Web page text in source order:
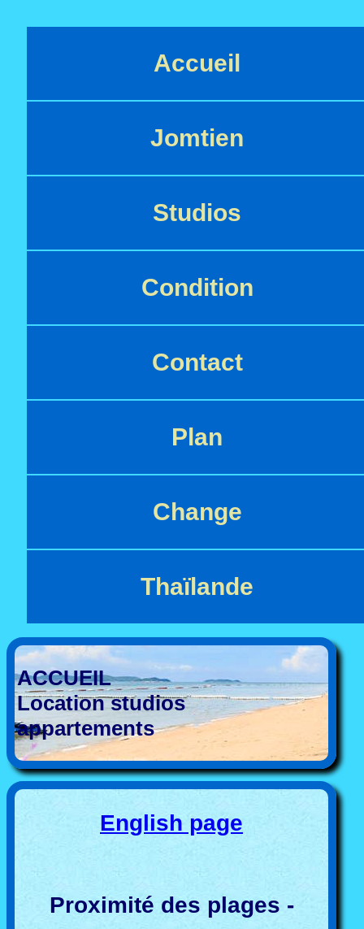
Accueil
Jomtien
Studios
Condition
Contact
Plan
Change
Thaïlande
ACCUEIL
Location studios
appartements
English page
Proximité des plages -